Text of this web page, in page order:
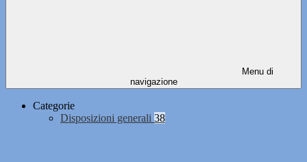
Menu di
navigazione
Categorie
Disposizioni generali 38